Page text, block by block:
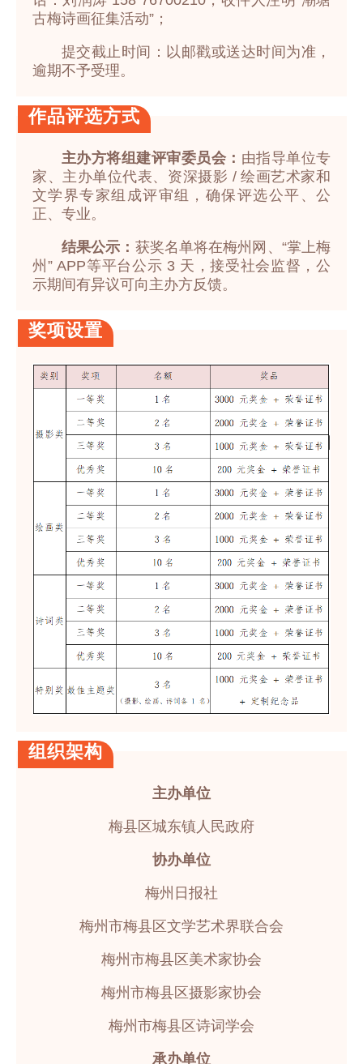
古梅诗画征集活动”；
提交截止时间：以邮戳或送达时间为准，
逾期不予受理。
作品评选方式
主办方将组建评审委员会： 由指导单位专
家、主办单位代表、资深摄影 / 绘画艺术家和
文学界专家组成评审组，确保评选公平、公
正、专业。
结果公示： 获奖名单将在梅州网、“掌上梅
州” APP等平台公示 3 天，接受社会监督，公
示期间有异议可向主办方反馈。
奖项设置
组织架构
主办单位
梅县区城东镇人民政府
协办单位
梅州日报社
梅州市梅县区文学艺术界联合会
梅州市梅县区美术家协会
梅州市梅县区摄影家协会
梅州市梅县区诗词学会
承办单位